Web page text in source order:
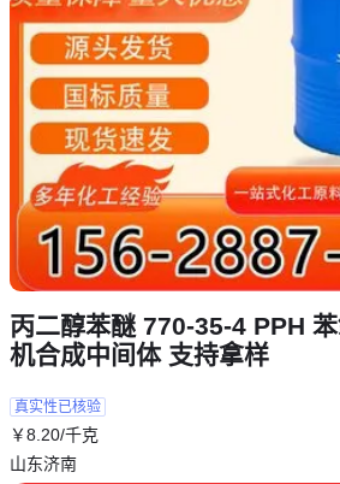
丙二醇苯醚 770-35-4 PPH
机合成中间体 支持拿样
真实性已核验
￥8 .20/千克
山东济南